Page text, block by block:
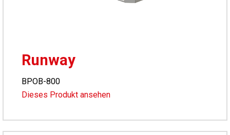
Runway
BPOB-800
Dieses Produkt ansehen